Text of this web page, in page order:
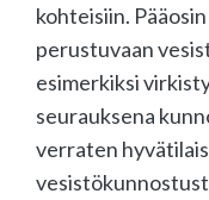
kohteisiin.
perustuvaan
esimerkiksi
seurauksena
verraten